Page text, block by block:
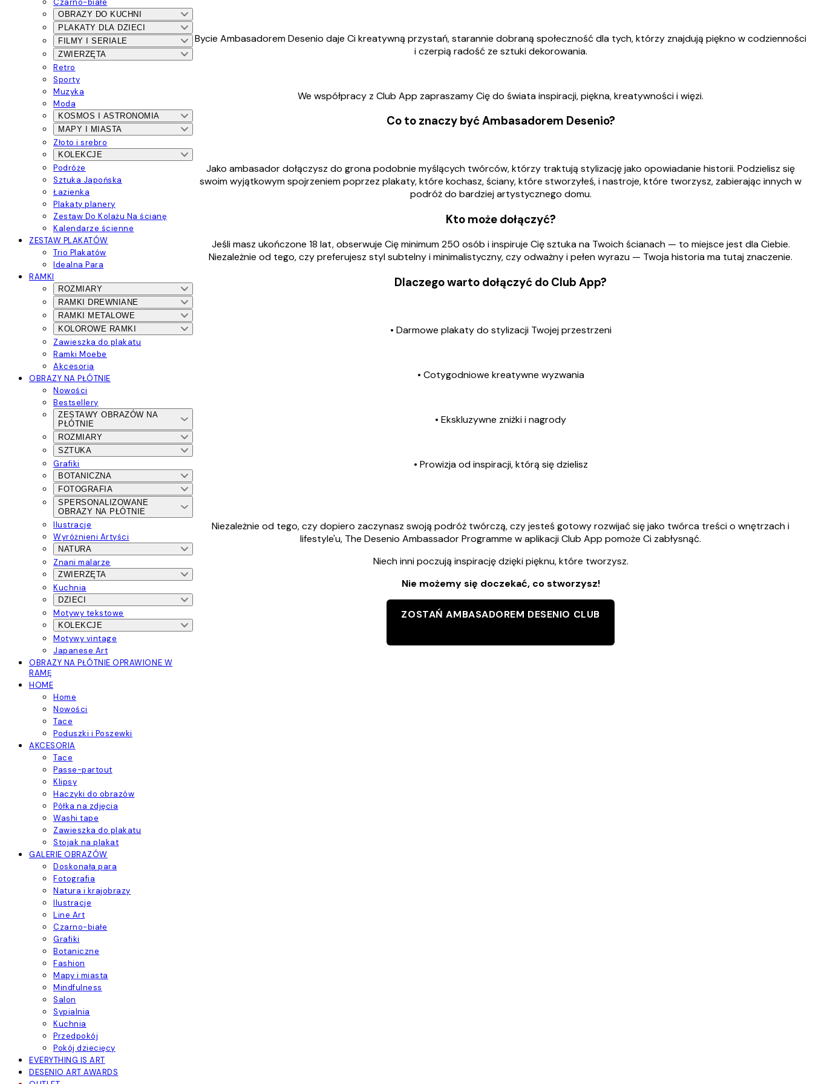
Czarno-białe
OBRAZY DO KUCHNI
PLAKATY DLA DZIECI
FILMY I SERIALE
ZWIERZĘTA
Retro
Sporty
Muzyka
Moda
KOSMOS I ASTRONOMIA
MAPY I MIASTA
Złoto i srebro
KOLEKCJE
Podróże
Sztuka Japońska
Łazienka
Plakaty planery
Zestaw Do Kolażu Na ścianę
Kalendarze ścienne
ZESTAW PLAKATÓW
Trio Plakatów
Idealna Para
RAMKI
ROZMIARY
RAMKI DREWNIANE
RAMKI METALOWE
KOLOROWE RAMKI
Zawieszka do plakatu
Ramki Moebe
Akcesoria
OBRAZY NA PŁÓTNIE
Nowości
Bestsellery
ZESTAWY OBRAZÓW NA
PŁÓTNIE
ROZMIARY
SZTUKA
Grafiki
BOTANICZNA
FOTOGRAFIA
SPERSONALIZOWANE
OBRAZY NA PŁÓTNIE
Ilustracje
Wyróżnieni Artyści
NATURA
Znani malarze
ZWIERZĘTA
Kuchnia
DZIECI
Motywy tekstowe
KOLEKCJE
Motywy vintage
Japanese Art
OBRAZY NA PŁÓTNIE OPRAWIONE W
RAMĘ
HOME
Home
Nowości
Tace
Poduszki i Poszewki
AKCESORIA
Tace
Passe-partout
Klipsy
Haczyki do obrazów
Półka na zdjęcia
Washi tape
Zawieszka do plakatu
Stojak na plakat
GALERIE OBRAZÓW
Doskonała para
Fotografia
Natura i krajobrazy
Ilustracje
Line Art
Czarno-białe
Grafiki
Botaniczne
Fashion
Mapy i miasta
Mindfulness
Salon
Sypialnia
Kuchnia
Przedpokój
Pokój dziecięcy
EVERYTHING IS ART
DESENIO ART AWARDS
Bycie Ambasadorem Desenio daje Ci kreatywną przystań, starannie dobraną społeczność dla tych, którzy znajdują piękno w codzienności
i czerpią radość ze sztuki dekorowania.
We współpracy z Club App zapraszamy Cię do świata inspiracji, piękna, kreatywności i więzi.
Co to znaczy być Ambasadorem Desenio?
Jako ambasador dołączysz do grona podobnie myślących twórców, którzy traktują stylizację jako opowiadanie historii. Podzielisz się
swoim wyjątkowym spojrzeniem poprzez plakaty, które kochasz, ściany, które stworzyłeś, i nastroje, które tworzysz, zabierając innych w
podróż do bardziej artystycznego domu.
Kto może dołączyć?
Jeśli masz ukończone 18 lat, obserwuje Cię minimum 250 osób i inspiruje Cię sztuka na Twoich ścianach — to miejsce jest dla Ciebie.
Niezależnie od tego, czy preferujesz styl subtelny i minimalistyczny, czy odważny i pełen wyrazu — Twoja historia ma tutaj znaczenie.
Dlaczego warto dołączyć do Club App?
• Darmowe plakaty do stylizacji Twojej przestrzeni
• Cotygodniowe kreatywne wyzwania
• Ekskluzywne zniżki i nagrody
• Prowizja od inspiracji, którą się dzielisz
Niezależnie od tego, czy dopiero zaczynasz swoją podróż twórczą, czy jesteś gotowy rozwijać się jako twórca treści o wnętrzach i
lifestyle'u, The Desenio Ambassador Programme w aplikacji Club App pomoże Ci zabłysnąć.
Niech inni poczują inspirację dzięki pięknu, które tworzysz.
Nie możemy się doczekać, co stworzysz!
ZOSTAŃ AMBASADOREM DESENIO CLUB